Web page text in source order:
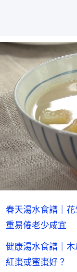
春天湯水食譜｜
重易倦老少咸宜
健康湯水食譜｜
紅棗或蜜棗好？